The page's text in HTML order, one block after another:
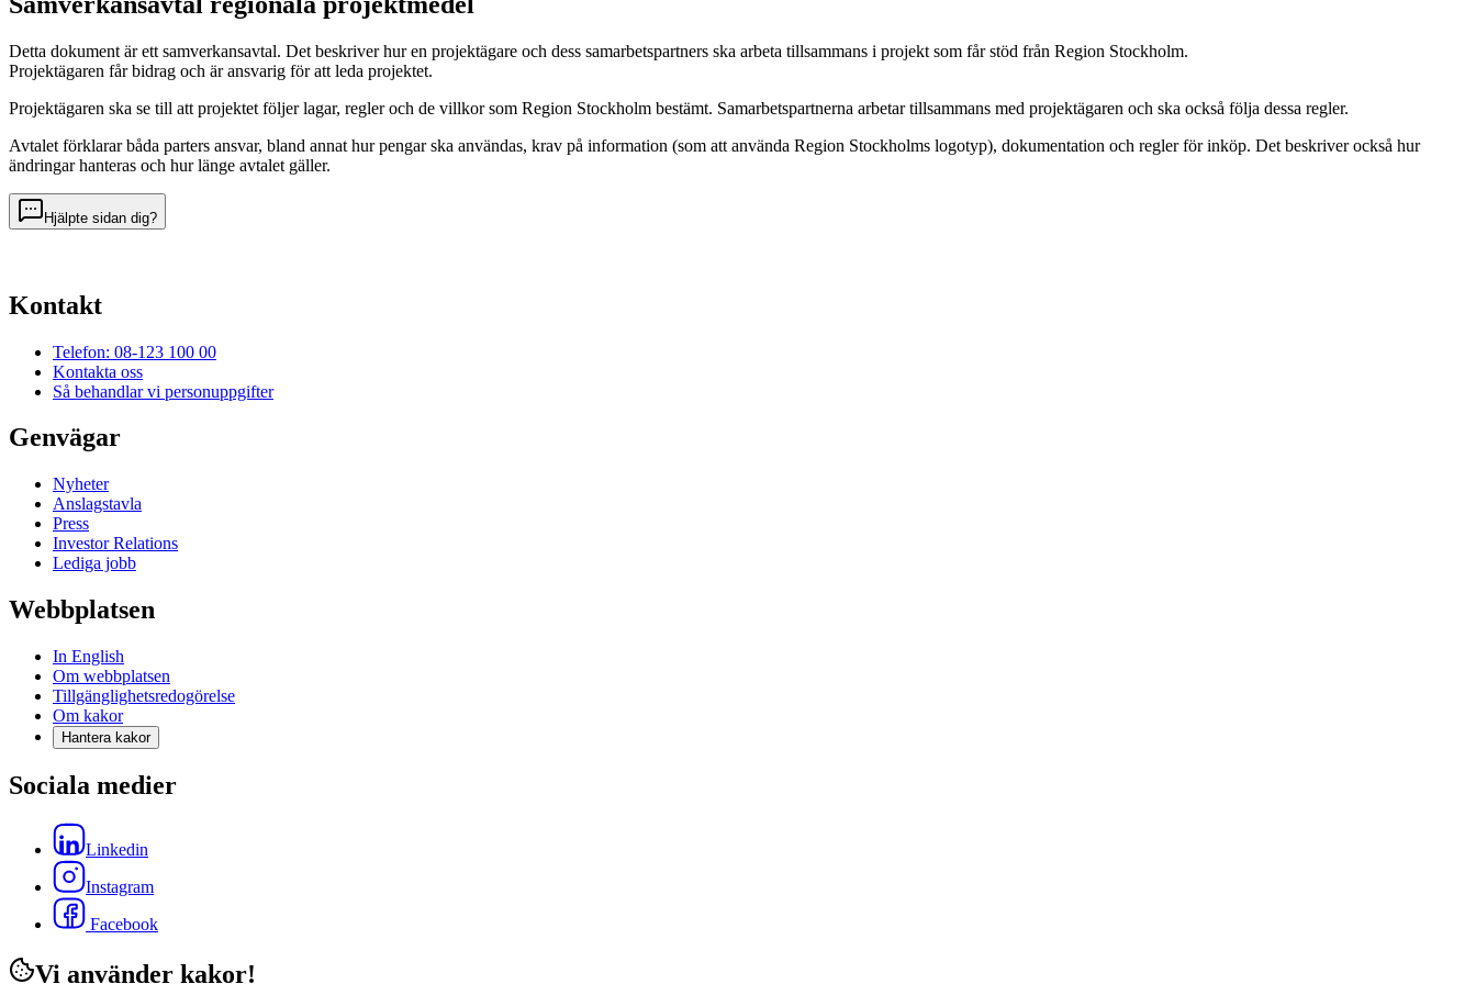
Detta dokument är ett samverkansavtal. Det beskriver hur en projektägare och dess samarbets­partners ska arbeta tillsammans i projekt som får stöd från Region Stockholm.
Projektägaren får bidrag och är ansvarig för att leda projektet.
Projektägaren ska se till att projektet följer lagar, regler och de villkor som Region Stockholm bestämt. Samarbets­partnerna arbetar tillsammans med projektägaren och ska också följa dessa regler.
Avtalet förklarar båda parters ansvar, bland annat hur pengar ska användas, krav på information (som att använda Region Stockholms logotyp), dokumentation och regler för inköp. Det beskriver också hur
ändringar hanteras och hur länge avtalet gäller.
Hjälpte sidan dig?
Kontakt
Telefon: 08-123 100 00
Kontakta oss
Så behandlar vi personuppgifter
Genvägar
Nyheter
Anslagstavla
Press
Investor Relations
Lediga jobb
Webbplatsen
In English
Om webbplatsen
Tillgänglighetsredogörelse
Om kakor
Hantera kakor
Sociala medier
Linkedin
Instagram
Facebook
Vi använder kakor!